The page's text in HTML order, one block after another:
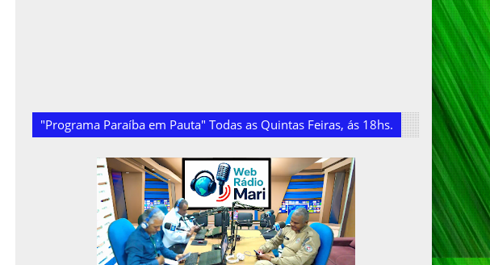
"Programa Paraíba em Pauta" Todas as Quintas Feiras, ás 18hs.